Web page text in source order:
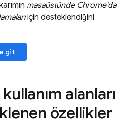
masaüstünde Chrome'da
için desteklendiğini
git
alanları
özellikler